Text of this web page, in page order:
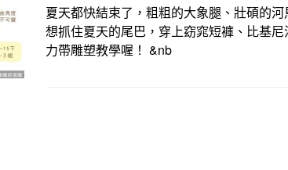
夏天都快結束了，粗粗的大象腿、壯碩的
想抓住夏天的尾巴，穿上窈窕短褲、比基
力帶雕塑教學喔！ &nb